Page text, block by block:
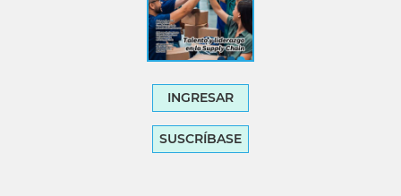
INGRESAR
SUSCRÍBASE